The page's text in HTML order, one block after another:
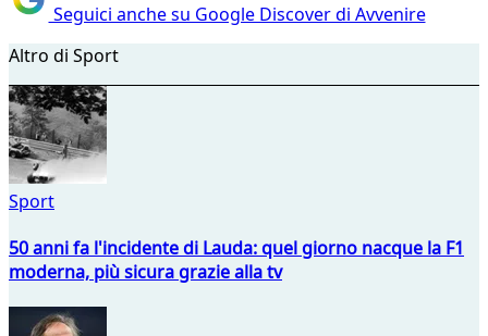
Seguici anche su Google Discover di Avvenire
Altro di Sport
Sport
50 anni fa l'incidente di Lauda: quel giorno nacque la F1
moderna, più sicura grazie alla tv